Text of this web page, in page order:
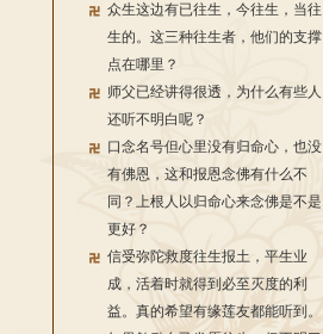
众生这边有已往生，今往生，当往
生的。这三种往生者，他们的支撑
点在哪里？
师父已经讲得很透，为什么有些人
还听不明白呢？
口念名号但心里没有归命心，也没
有佛恩，这和报恩念佛有什么不
同？上根人以归命心来念佛是不是
更好？
信受弥陀救度往生报土，平生业
成，活着时就得到必至灭度的利
益。真的希望有缘莲友都能听到。